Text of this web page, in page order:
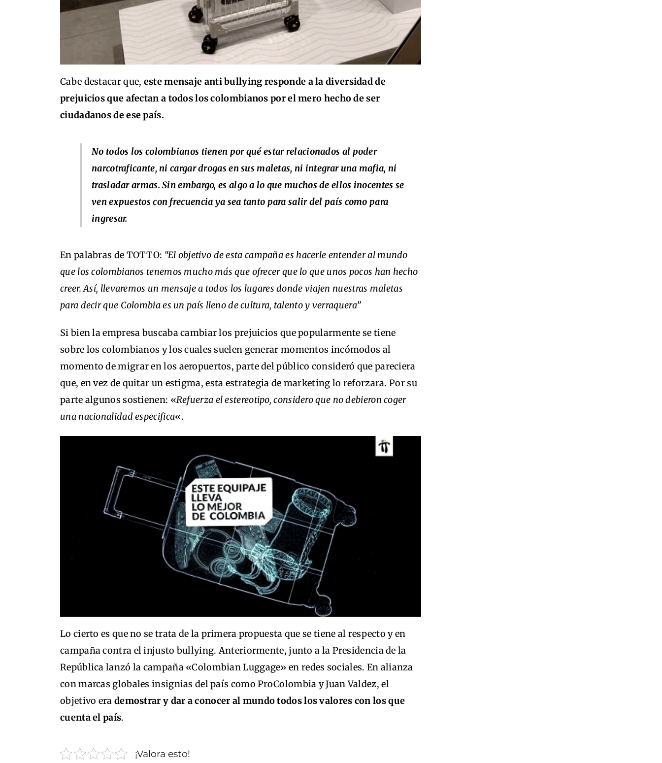
Cabe destacar que, este mensaje anti bullying responde a la diversidad de
prejuicios que afectan a todos los colombianos por el mero hecho de ser
ciudadanos de ese país.
No todos los colombianos tienen por qué estar relacionados al poder
narcotraficante, ni cargar drogas en sus maletas, ni integrar una mafia, ni
trasladar armas. Sin embargo, es algo a lo que muchos de ellos inocentes se
ven expuestos con frecuencia ya sea tanto para salir del país como para
ingresar.
En palabras de TOTTO: “El objetivo de esta campaña es hacerle entender al mundo
que los colombianos tenemos mucho más que ofrecer que lo que unos pocos han hecho
creer. Así, llevaremos un mensaje a todos los lugares donde viajen nuestras maletas
para decir que Colombia es un país lleno de cultura, talento y verraquera”
Si bien la empresa buscaba cambiar los prejuicios que popularmente se tiene
sobre los colombianos y los cuales suelen generar momentos incómodos al
momento de migrar en los aeropuertos, parte del público consideró que pareciera
que, en vez de quitar un estigma, esta estrategia de marketing lo reforzara. Por su
parte algunos sostienen: «Refuerza el estereotipo, considero que no debieron coger
una nacionalidad especifica«.
Lo cierto es que no se trata de la primera propuesta que se tiene al respecto y en
campaña contra el injusto bullying. Anteriormente, junto a la Presidencia de la
República lanzó la campaña «Colombian Luggage» en redes sociales. En alianza
con marcas globales insignias del país como ProColombia y Juan Valdez, el
objetivo era demostrar y dar a conocer al mundo todos los valores con los que
cuenta el país.
¡Valora esto!